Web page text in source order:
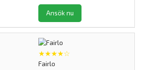
Ansök nu
★★★★☆
Fairlo